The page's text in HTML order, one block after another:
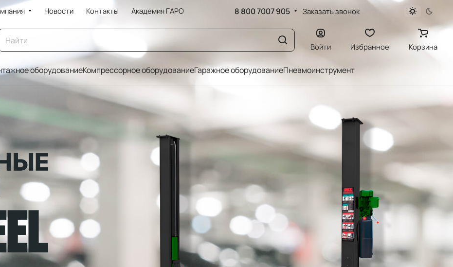
Новости Контакты Академия ГАРО 8 800 7007 905 Заказать звонок
Войти Избранное Корзина
оборудованиеКомпрессорное оборудованиеГаражное оборудованиеПневмоинструмент